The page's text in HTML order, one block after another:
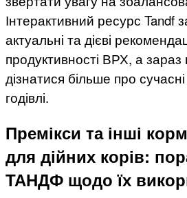
Інтерактивний ресурс Tandf
актуальні та дієві
продуктивності ВРХ, а зараз
дізнатися більше про
годівлі.
Премікси та інші
для дійних корів:
ТАНДФ щодо їх